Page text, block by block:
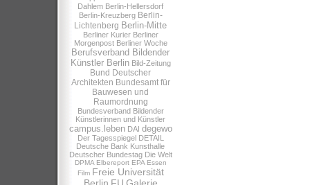
Dahlem Berlin-Hellersdorf
Berlin-Kreuzberg Berlin-
Lichtenberg Berlin-Mitte
Berliner Kurier Berliner
Morgenpost Berliner Woche
Berufsverband Bildender
Künstler Berlin Bild-Zeitung
Bund Deutscher
Architekten Bundesamt für
Bauwesen und
Raumordnung
Bundesverband Bildender
Künstlerinnen und Künstler
campus.leben DAI degewo
Der Tagesspiegel DETAIL
Deutsche Bank Kunsthalle
Deutscher Bundestag Die Welt
DPMA Elbereport EPA Essen
Film Freie Universität